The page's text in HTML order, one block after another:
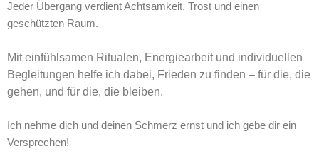
Jeder Übergang verdient Achtsamkeit, Trost und einen
geschützten Raum.
Mit einfühlsamen Ritualen, Energiearbeit und individuellen
Begleitungen helfe ich dabei, Frieden zu finden – für die, die
gehen, und für die, die bleiben.
Ich nehme dich und deinen Schmerz ernst und ich gebe dir ein
Versprechen!